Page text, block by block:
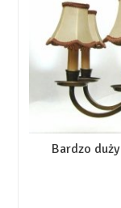
Bardzo